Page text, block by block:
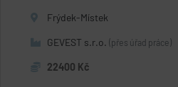
Frýdek-Místek
GEVEST s.r.o. (přes úřad práce)
22400 Kč